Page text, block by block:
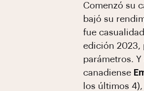
Comenzó su
bajó su
fue
edición 2023,
parámetros.
canadiense
los últimos